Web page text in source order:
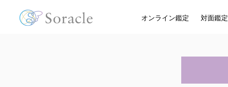
オンライン鑑定 対面鑑定